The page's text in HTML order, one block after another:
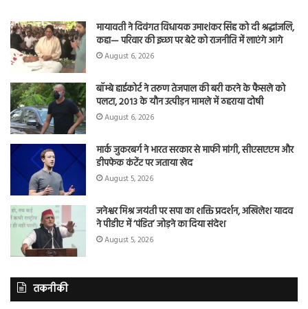
मायावती ने दिवंगत विधायक उमाशंकर सिंह को दी श्रद्धांजलि,
कहा— परिवार की इच्छा पर बेटे को राजनीति में लाएंगे आगे
August 6, 2026
बॉम्बे हाईकोर्ट ने तरुण तेजपाल की बरी करने के फैसले को
पलटा, 2013 के यौन उत्पीड़न मामले में ठहराया दोषी
August 6, 2026
मार्क जुकरबर्ग ने भारत सरकार से माफी मांगी, सीएसएएम और
डीपफेक कंटेंट पर जताया खेद
August 5, 2026
जनेश्वर मिश्र जयंती पर सपा का शक्ति प्रदर्शन, अखिलेश यादव
ने पीडीए में ‘पंडित’ जोड़ने का दिया संदेश
August 5, 2026
तकनीकी